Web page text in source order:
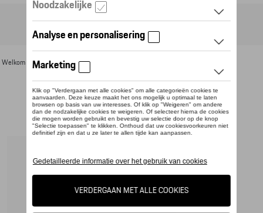
Welkom >Voor u >Petten en mutsen